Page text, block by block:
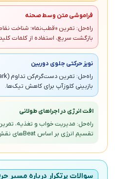
فراموشی متن وسط صحنه
راه‌حل: تمرین «قطب‌نما»؛ شناخت
بازگشت سریع، استفاده از کلمات
نویز حرکتی جلوی دوربین
بازبینی کلوزآپ برای کاهش تیک‌ها.
افت انرژی در اجراهای طولانی
راه‌حل: مدیریت خواب و تغذیه،
تقسیم انرژی بر اساس Beatهای نقش.
سوالات پرتکرار درباره مسیر